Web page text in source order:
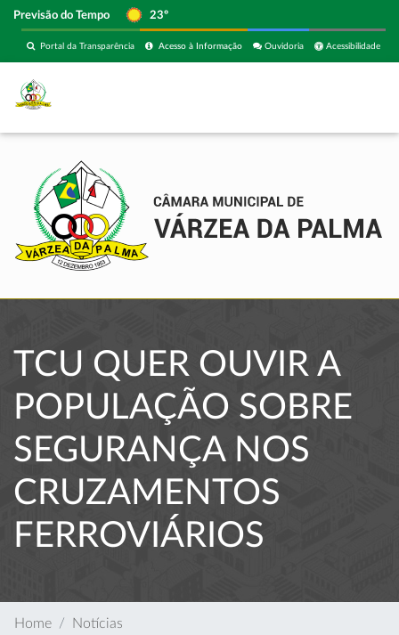
Previsão do Tempo 23º
Acessibilidade
Ouvidoria
Acesso à Informação
Portal da Transparência
TCU QUER OUVIR A
POPULAÇÃO SOBRE
SEGURANÇA NOS
CRUZAMENTOS
FERROVIÁRIOS
Home Notícias